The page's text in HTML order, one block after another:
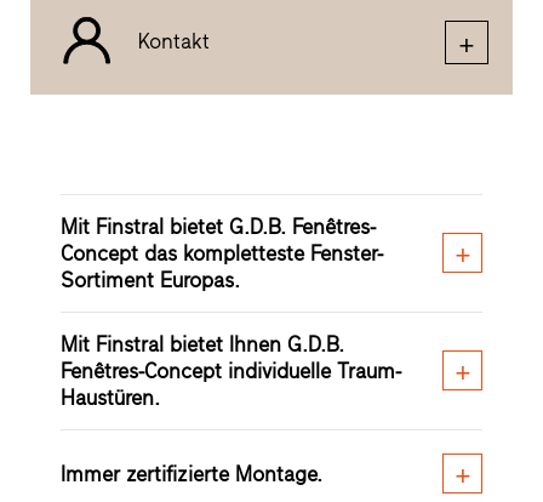
Kontakt
Mit Finstral bietet G.D.B. Fenêtres-
Concept das kompletteste Fenster-
Sortiment Europas.
Mit Finstral bietet Ihnen G.D.B.
Fenêtres-Concept individuelle Traum-
Haustüren.
Immer zertifizierte Montage.